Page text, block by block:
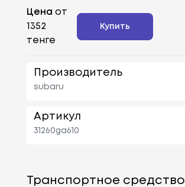
Цена от
1352
тенге
Купить
Производитель
subaru
Артикул
31260ga610
Транспортное средство